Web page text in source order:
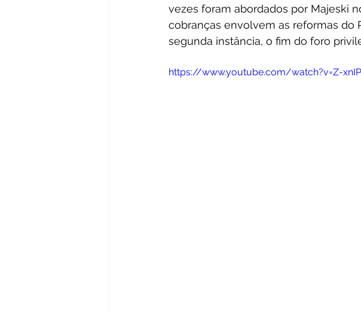
vezes foram abordados por Majeski
cobranças envolvem as reformas do
segunda instância, o fim do foro
https://www.youtube.com/watch?v=Z-